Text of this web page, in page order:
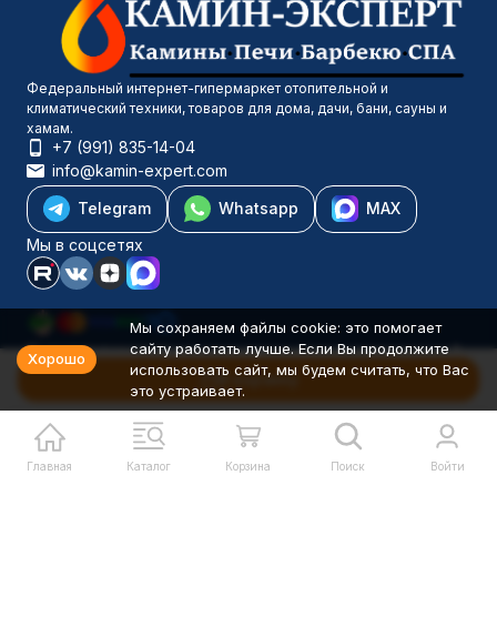
В корзину
Главная Каталог Корзина Поиск Войти
Федеральный интернет-гипермаркет отопительной и
климатический техники, товаров для дома, дачи, бани, сауны и
хамам.
+7 (991) 835-14-04
info@kamin-expert.com
Telegram
Whatsapp
MAX
Мы в соцсетях
Каталог товаров
Компания
Информация
Политика персональных данных
© 2001-2026 Камин-Эксперт ИП Понюхов В. А. ОГРНИП
326527500040181
Хорошо
Мы сохраняем файлы cookie: это помогает
сайту работать лучше. Если Вы продолжите
использовать сайт, мы будем считать, что Вас
это устраивает.